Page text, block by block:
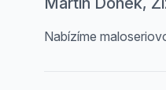
Nabízíme